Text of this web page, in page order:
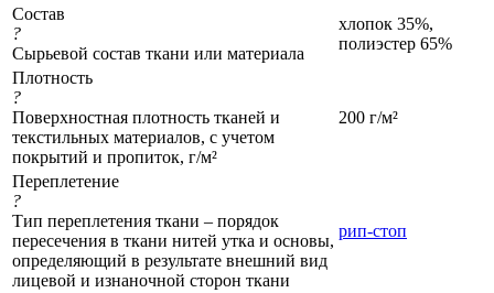
Состав
?
Сырьевой состав ткани или материала
хлопок 35%,
полиэстер 65%
Плотность
?
Поверхностная плотность тканей и
текстильных материалов, с учетом
покрытий и пропиток, г/м²
200 г/м²
Переплетение
?
Тип переплетения ткани – порядок
пересечения в ткани нитей утка и основы,
определяющий в результате внешний вид
лицевой и изнаночной сторон ткани
рип-стоп